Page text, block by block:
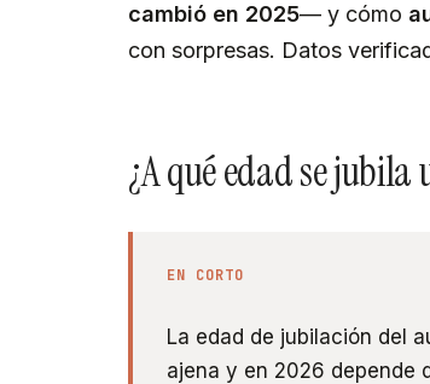
cambió en 2025— y cómo
con sorpresas. Datos
¿A qué edad se
EN CORTO
La edad de jubilación del
ajena y en 2026 depende